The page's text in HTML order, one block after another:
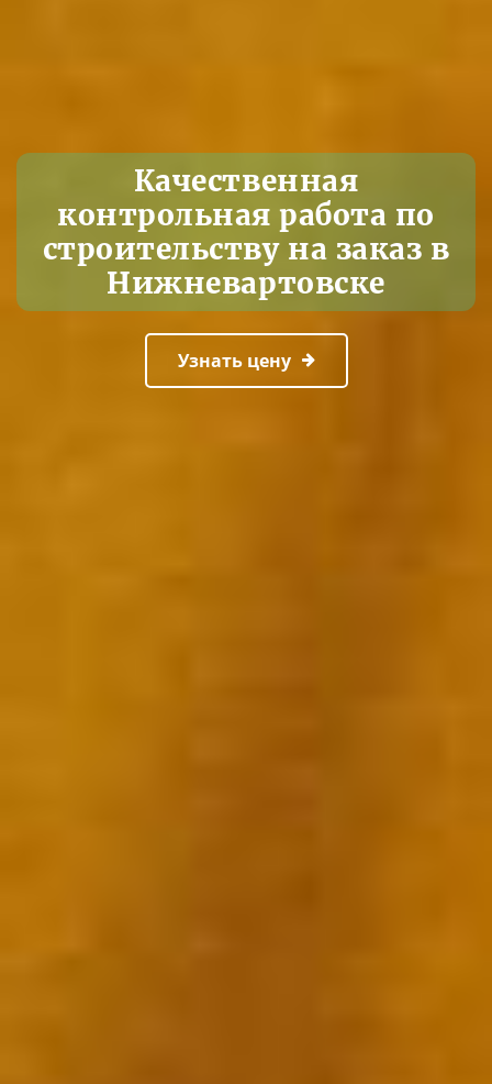
Качественная
контрольная работа по
строительству на заказ в
Нижневартовске
Узнать цену